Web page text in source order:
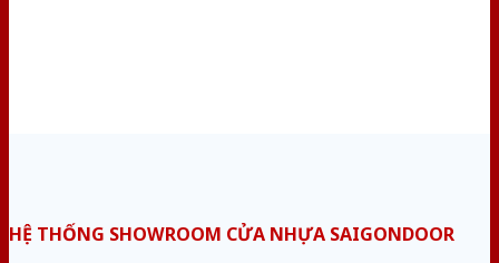
HỆ THỐNG SHOWROOM CỬA NHỰA SAIGONDOOR